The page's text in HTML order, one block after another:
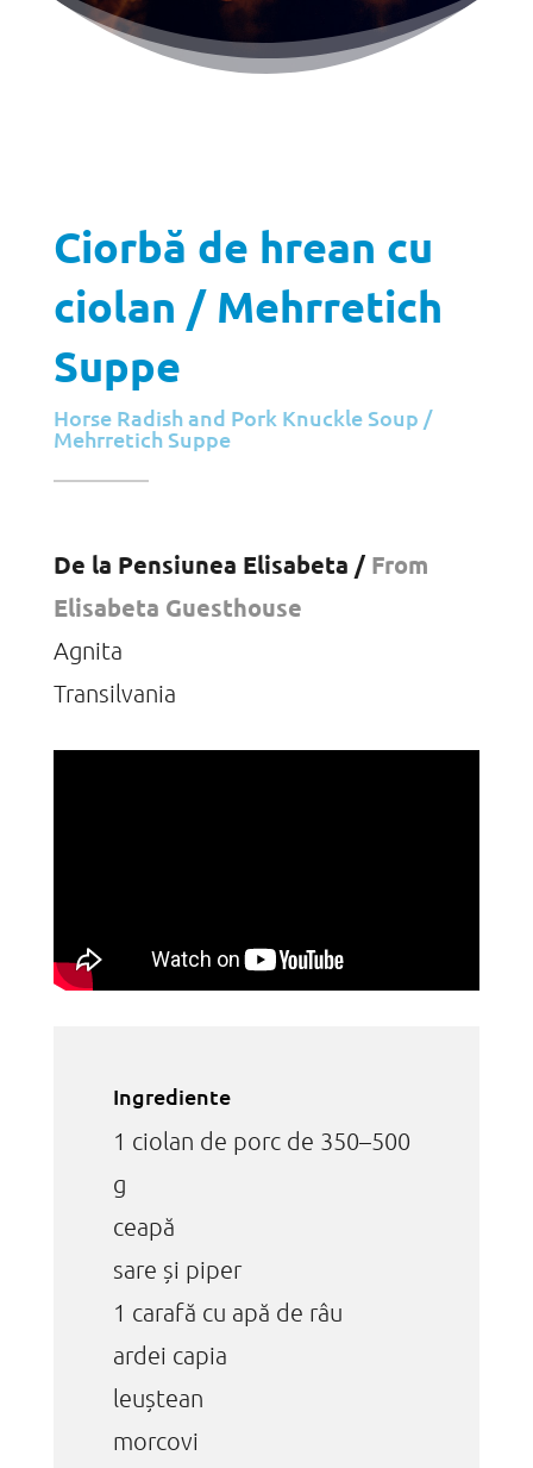
Ciorbă de hrean cu
ciolan / Mehrretich
Suppe
Horse Radish and Pork Knuckle Soup /
Mehrretich Suppe
De la Pensiunea Elisabeta / From
Elisabeta Guesthouse
Agnita
Transilvania
Ingrediente
1 ciolan de porc de 350–500
g
ceapă
sare și piper
1 carafă cu apă de râu
ardei capia
leuștean
morcovi